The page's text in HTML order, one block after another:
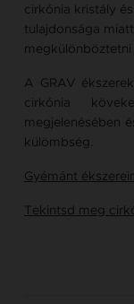
cirkónia kristály
tulajdonsága
A GRAV
cirkónia
megjelenésében
külömbség.
Gyémánt
Tekintsd meg